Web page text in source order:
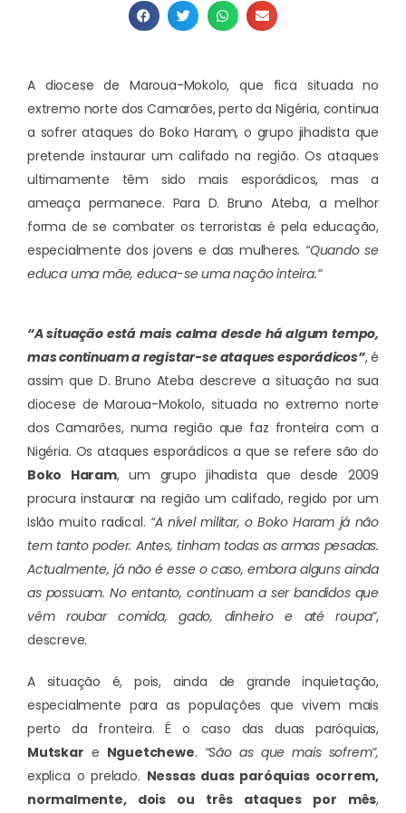
A diocese de Maroua-Mokolo, que fica situada no
extremo norte dos Camarões, perto da Nigéria, continua
a sofrer ataques do Boko Haram, o grupo jihadista que
pretende instaurar um califado na região. Os ataques
ultimamente têm sido mais esporádicos, mas a
ameaça permanece. Para D. Bruno Ateba, a melhor
forma de se combater os terroristas é pela educação,
especialmente dos jovens e das mulheres. “Quando se
educa uma mãe, educa-se uma nação inteira.”
“A situação está mais calma desde há algum tempo,
mas continuam a registar-se ataques esporádicos”, é
assim que D. Bruno Ateba descreve a situação na sua
diocese de Maroua-Mokolo, situada no extremo norte
dos Camarões, numa região que faz fronteira com a
Nigéria. Os ataques esporádicos a que se refere são do
Boko Haram, um grupo jihadista que desde 2009
procura instaurar na região um califado, regido por um
Islão muito radical. “A nível militar, o Boko Haram já não
tem tanto poder. Antes, tinham todas as armas pesadas.
Actualmente, já não é esse o caso, embora alguns ainda
as possuam. No entanto, continuam a ser bandidos que
vêm roubar comida, gado, dinheiro e até roupa”,
descreve.
A situação é, pois, ainda de grande inquietação,
especialmente para as populações que vivem mais
perto da fronteira. É o caso das duas paróquias,
Mutskar e Nguetchewe. “São as que mais sofrem”,
explica o prelado. Nessas duas paróquias ocorrem,
normalmente, dois ou três ataques por mês,